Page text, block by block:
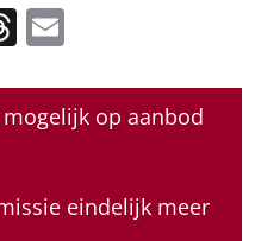
T
re
a
s
ai
l
op aanbod
eindelijk meer